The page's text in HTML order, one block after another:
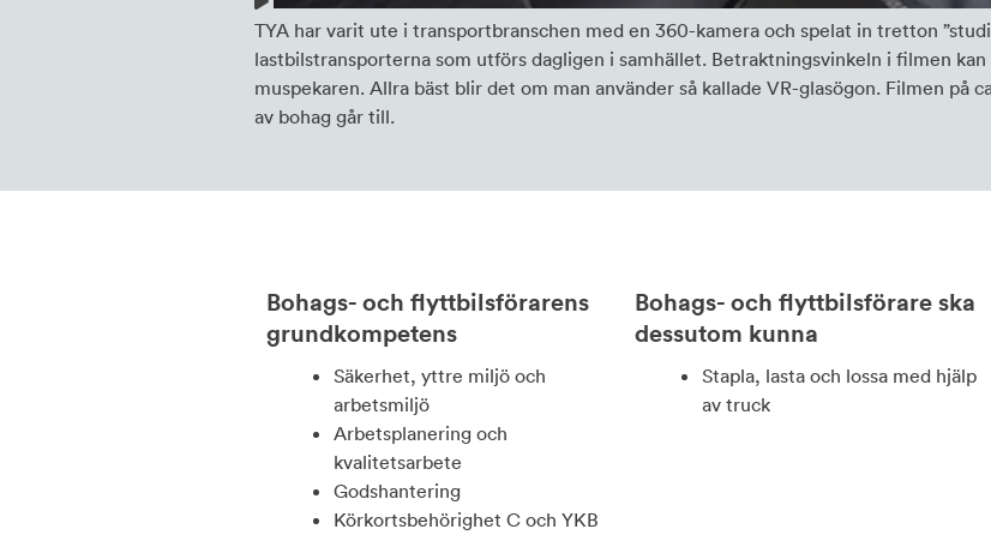
TYA har varit ute i transportbranschen med en 360-kamera och spelat in tretton
lastbilstransporterna som utförs dagligen i samhället. Betraktningsvinkeln i filmen
muspekaren. Allra bäst blir det om man använder så kallade VR-glasögon. Filmen på
av bohag går till.
Bohags- och flyttbilsförarens
grundkompetens
Säkerhet, yttre miljö och
arbetsmiljö
Arbetsplanering och
kvalitetsarbete
Godshantering
Körkortsbehörighet C och YKB
Bohags- och flyttbilsförare ska
dessutom kunna
Stapla, lasta och lossa med hjälp
av truck